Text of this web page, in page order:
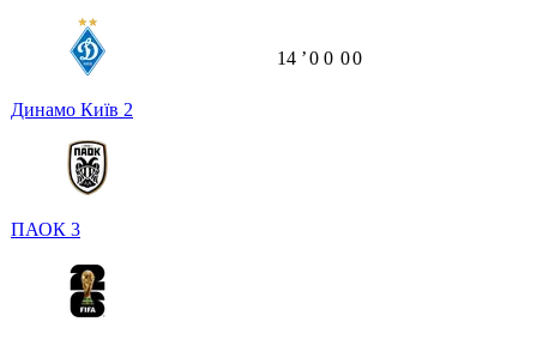
Динамо Київ 2
ПАОК 3
14 ʼ0 0 00